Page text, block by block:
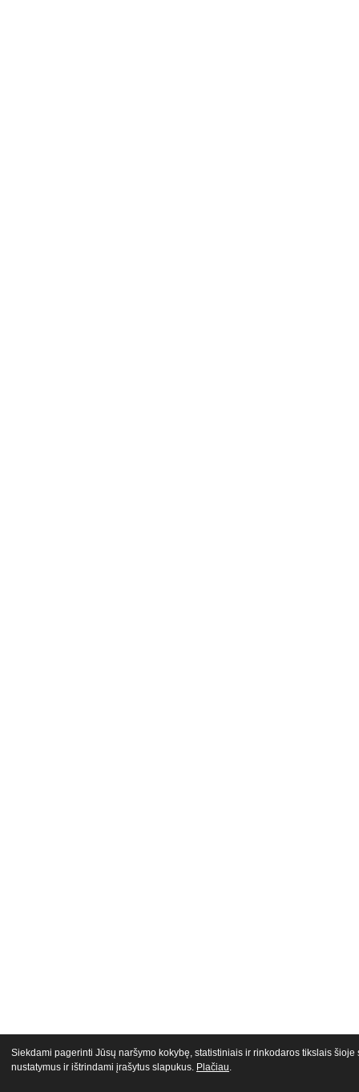
Siekdami pagerinti Jūsų naršymo kokybę, statistiniais ir rinkodaros tikslais
nustatymus ir ištrindami įrašytus slapukus. Plačiau